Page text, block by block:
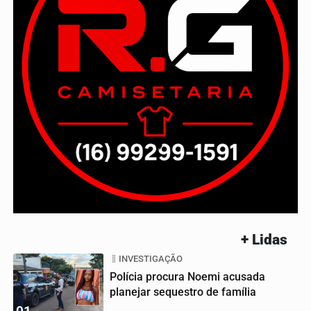
+ Lidas
INVESTIGAÇÃO
Polícia procura Noemi acusada
planejar sequestro de família